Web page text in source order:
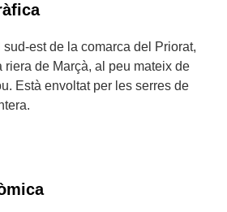
est de la comarca del Priorat,
riera de Marçà, al peu mateix de
Està envoltat per les serres de